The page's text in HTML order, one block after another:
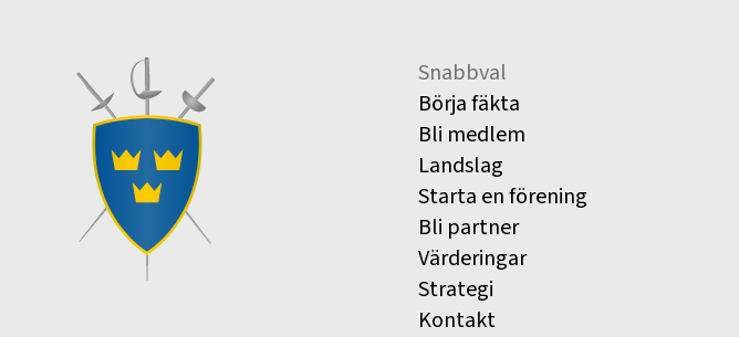
Snabbval
Börja fäkta
Bli medlem
Landslag
Starta en förening
Bli partner
Värderingar
Strategi
Kontakt